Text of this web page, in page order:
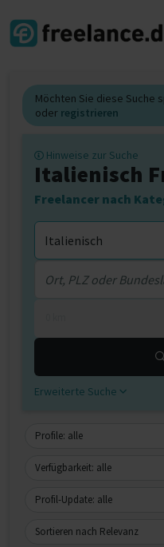
Möchten Sie diese Suche
oder registrieren
Hinweise zur Suche
Italienisch
Freelancer nach
Erweiterte Suche
Profile: alle
Verfügbarkeit: alle
Profil-Update: alle
Sortieren nach Relevanz